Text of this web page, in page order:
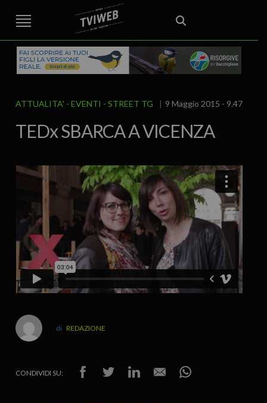
STREET TG CRONACA VENETO
VICENZA E PROVINCIA
AREA BERICA
ECONOMIA ATTUALITA’ POLITICA
EDITORIALE ITALIA E MONDO CURIOSITÀ – LIFESTYLE
CULTURA ARTE
SPORT
IL GRAFFIO FOOD & DRINK FUORIPORTA EROTICO VICENTINO
ATTUALITA' EVENTI STREET TG 9 Maggio 2015 - 9.47
TEDx SBARCA A VICENZA
REDAZIONE
CONDIVIDI SU: